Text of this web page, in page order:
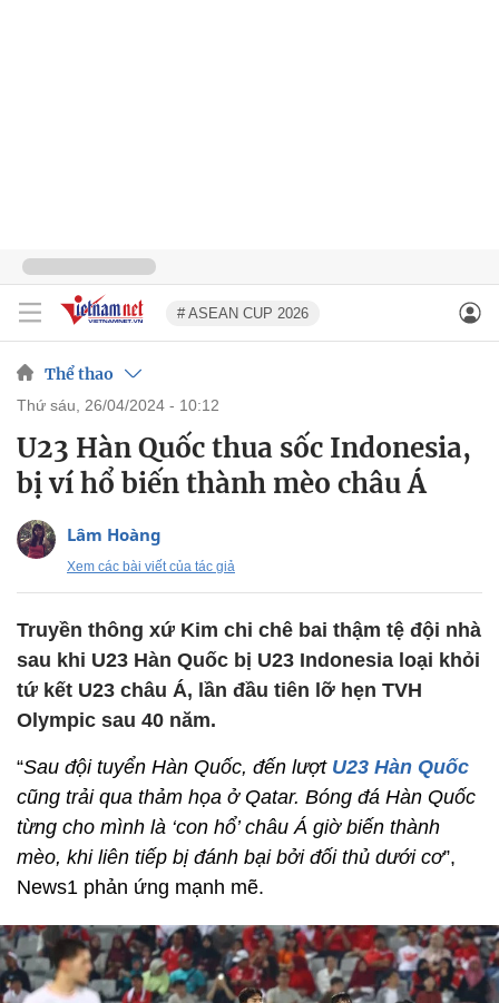
# ASEAN CUP 2026
Thể thao
thứ sáu, 26/04/2024 - 10:12
U23 Hàn Quốc thua sốc Indonesia,
bị ví hổ biến thành mèo châu Á
Lâm Hoàng
Xem các bài viết của tác giả
Truyền thông xứ Kim chi chê bai thậm tệ đội nhà
sau khi U23 Hàn Quốc bị U23 Indonesia loại khỏi
tứ kết U23 châu Á, lần đầu tiên lỡ hẹn TVH
Olympic sau 40 năm.
“Sau đội tuyển Hàn Quốc, đến lượt U23 Hàn Quốc
cũng trải qua thảm họa ở Qatar. Bóng đá Hàn Quốc
từng cho mình là ‘con hổ’ châu Á giờ biến thành
mèo, khi liên tiếp bị đánh bại bởi đối thủ dưới cơ”,
News1 phản ứng mạnh mẽ.